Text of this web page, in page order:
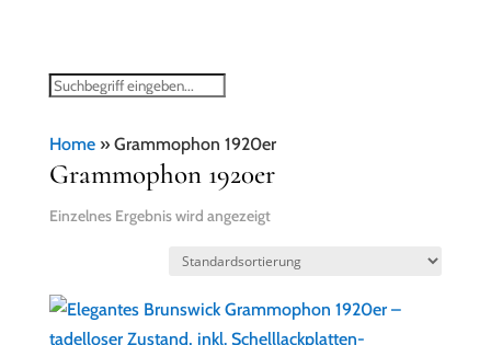
Home» Grammophon 1920er
Grammophon 1920er
Einzelnes Ergebnis wird angezeigt